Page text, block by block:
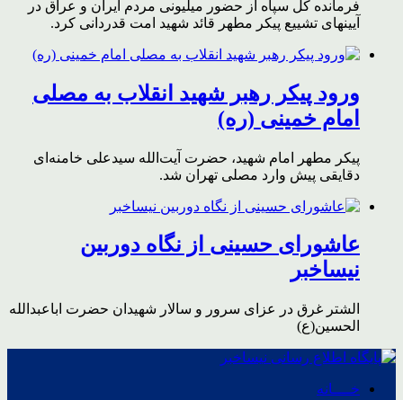
فرمانده کل سپاه از حضور میلیونی مردم ایران و عراق در
آیینهای تشییع پیکر مطهر قائد شهید امت قدردانی کرد.
ورود پیکر رهبر شهید انقلاب به مصلی
امام خمینی (ره)
پیکر مطهر امام شهید،‌ حضرت آیت‌الله سیدعلی خامنه‌ای
دقایقی پیش وارد مصلی تهران شد.
عاشورای حسینی از نگاه دوربین
نیساخبر
الشتر غرق در عزای سرور و سالار شهیدان حضرت اباعبدالله
الحسین(ع)
خــــانه